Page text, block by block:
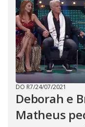
DO R7/24/07/2021
Deborah e
Matheus